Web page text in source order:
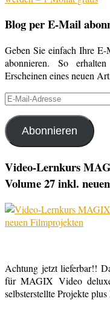
Blog per E-Mail
Geben Sie einfach Ihre
abonnieren. So
Erscheinen eines neuen
E-
Adresse
Abonnieren
Video-Lernkurs
Volume 27 inkl.
Achtung jetzt lieferbar!!
für MAGIX Video
selbsterstellte Projekte